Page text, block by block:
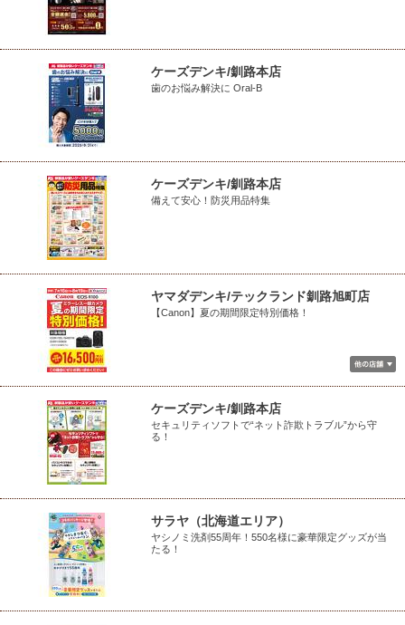
ケーズデンキ/釧路本店
歯のお悩み解決に Oral-B
ケーズデンキ/釧路本店
備えて安心！防災用品特集
ヤマダデンキ/テックランド釧路旭町店
【Canon】夏の期間限定特別価格！
ケーズデンキ/釧路本店
セキュリティソフトで“ネット詐欺トラブル”から守
る！
サラヤ（北海道エリア）
ヤシノミ洗剤55周年！550名様に豪華限定グッズが当
たる！